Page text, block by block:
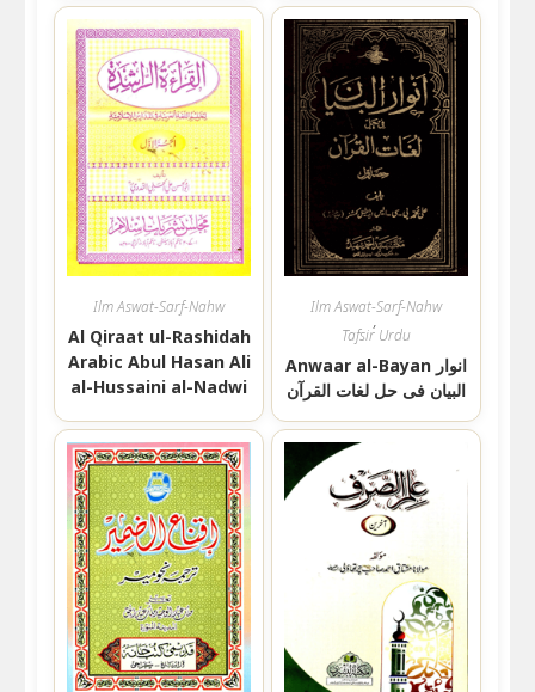
Ilm Aswat-Sarf-Nahw
Al Qiraat ul-Rashidah
Arabic Abul Hasan Ali
al-Hussaini al-Nadwi
Ilm Aswat-Sarf-Nahw
,
Tafsir Urdu
Anwaar al-Bayan انوار
البیان فی حل لغات القرآن